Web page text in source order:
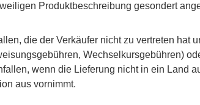
Produktbeschreibung gesondert
die der Verkäufer nicht zu vertreten hat
Wechselkursgebühren)
wenn die Lieferung nicht in ein Land
aus vornimmt.